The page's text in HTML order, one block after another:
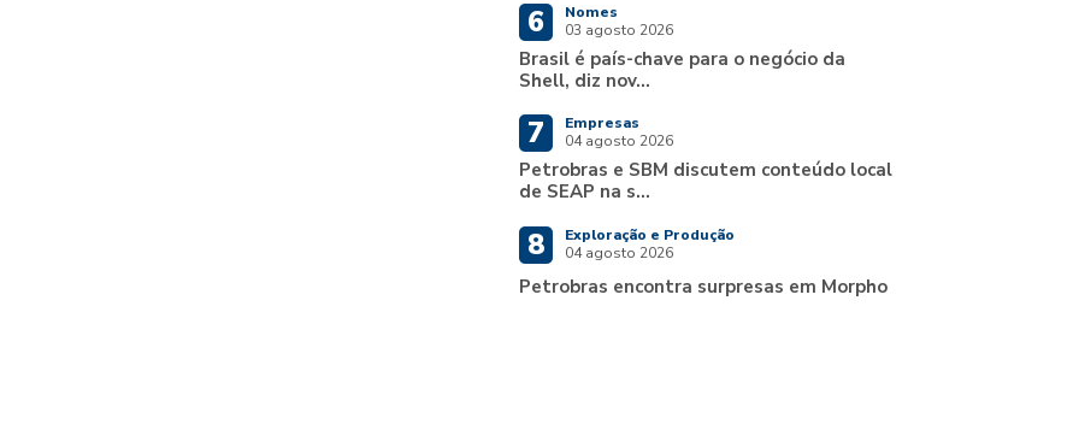
6
Nomes
03 agosto 2026
Brasil é país-chave para o negócio da
Shell, diz nov...
7
Empresas
04 agosto 2026
Petrobras e SBM discutem conteúdo local
de SEAP na s...
8
Exploração e Produção
04 agosto 2026
Petrobras encontra surpresas em Morpho